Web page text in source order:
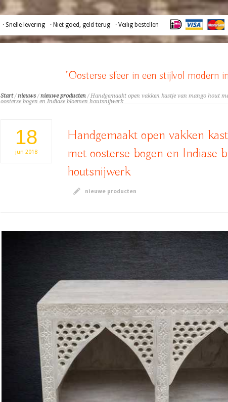
· Snelle levering · Niet goed, geld terug · Veilig bestellen
"Oosterse sfeer in een stijlvol modern
Start/nieuws/nieuwe producten/ Handgemaakt open vakken kastje van mango hout
oosterse bogen en Indiase bloemen houtsnijwerk
18
jun 2018
Handgemaakt open vakken
met oosterse bogen en Indiase
houtsnijwerk
nieuwe producten